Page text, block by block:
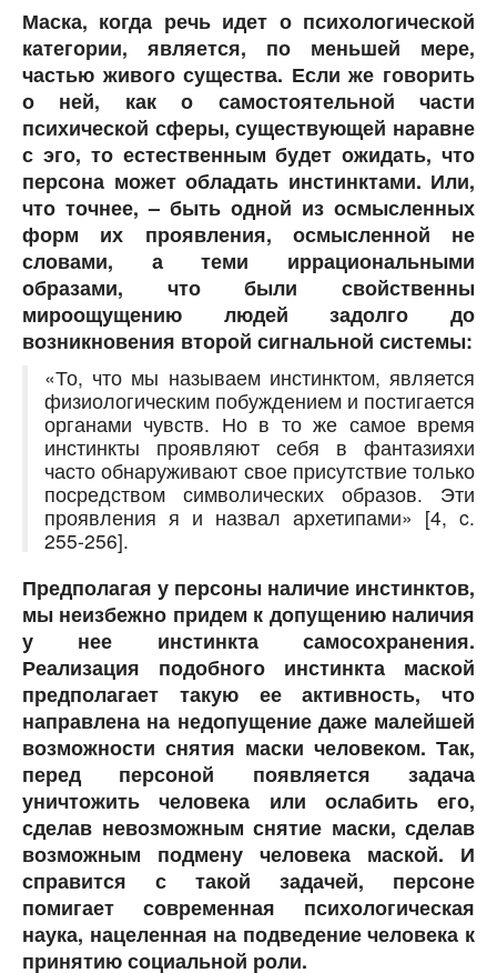
Маска, когда речь идет о психологической
категории, является, по меньшей мере,
частью живого существа. Если же говорить
о ней, как о самостоятельной части
психической сферы, существующей наравне
с эго, то естественным будет ожидать, что
персона может обладать инстинктами. Или,
что точнее, – быть одной из осмысленных
форм их проявления, осмысленной не
словами, а теми иррациональными
образами, что были свойственны
мироощущению людей задолго до
возникновения второй сигнальной системы:
«То, что мы называем инстинктом, является
физиологическим побуждением и постигается
органами чувств. Но в то же самое время
инстинкты проявляют себя в фантазияхи
часто обнаруживают свое присутствие только
посредством символических образов. Эти
проявления я и назвал архетипами» [4, c.
255-256].
Предполагая у персоны наличие инстинктов,
мы неизбежно придем к допущению наличия
у нее инстинкта самосохранения.
Реализация подобного инстинкта маской
предполагает такую ее активность, что
направлена на недопущение даже малейшей
возможности снятия маски человеком. Так,
перед персоной появляется задача
уничтожить человека или ослабить его,
сделав невозможным снятие маски, сделав
возможным подмену человека маской. И
справится с такой задачей, персоне
помигает современная психологическая
наука, нацеленная на подведение человека к
принятию социальной роли.